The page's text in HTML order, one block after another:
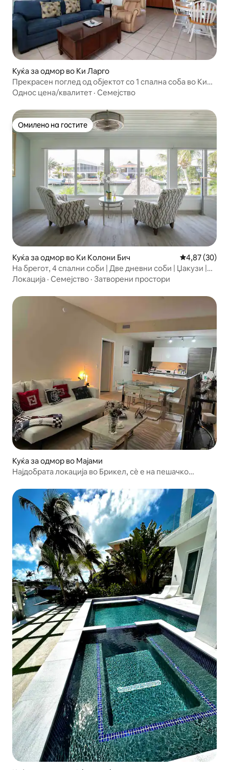
Куќа за одмор во Ки Ларго
Прекрасен поглед од објектот со 1 спална соба во Ки
Ларго.
Однос цена/квалитет · Семејство
Омилено на гостите
Омилено на гостите
Куќа за одмор во Ки Колони Бич Просечна
4,87 (30)
На брегот, 4 спални соби | Две дневни соби | Џакузи |
Пристаниште
Локација · Семејство · Затворени простори
Куќа за одмор во Мајами
Најдобрата локација во Брикел, сѐ е на пешачко